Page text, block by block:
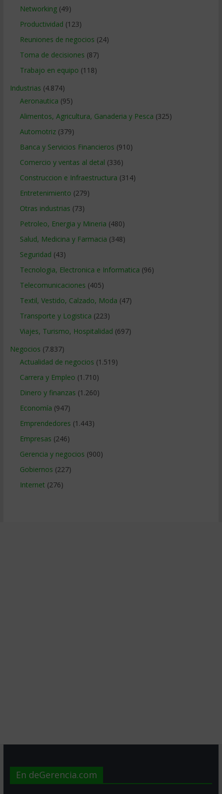
Networking(49)
Productividad (123)
Reuniones de negocios (24)
Toma de decisiones (87)
Trabajo en equipo (118)
Industrias (4.874)
Aeronautica (95)
Alimentos, Agricultura, Ganaderia y Pesca (325)
Automotriz(379)
Banca y Servicios Financieros (910)
Comercio y ventas al detal (336)
Construccion e Infraestructura (314)
Entretenimiento (279)
Otras industrias (73)
Petroleo, Energia y Mineria (480)
Salud, Medicina y Farmacia (348)
Seguridad (43)
Tecnologia, Electronica e Informatica (96)
Telecomunicaciones (405)
Textil, Vestido, Calzado, Moda (47)
Transporte y Logistica (223)
Viajes, Turismo, Hospitalidad (697)
Negocios (7.837)
Actualidad de negocios (1.519)
Carrera y Empleo (1.710)
Dinero y finanzas (1.260)
Economía (947)
Emprendedores (1.443)
Empresas (246)
Gerencia y negocios (900)
Gobiernos (227)
Internet (276)
En deGerencia.com